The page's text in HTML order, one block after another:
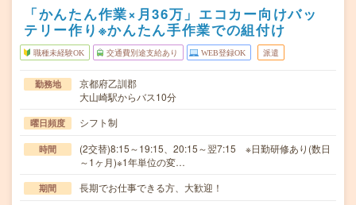
「かんたん作業×月36万」エコカー向けバッ
テリー作り※かんたん手作業での組付け
職種未経験OK 交通費別途支給あり WEB登録OK 派遣
勤務地
京都府乙訓郡
大山崎駅からバス10分
曜日頻度 シフト制
時間
(2交替)8:15～19:15、20:15～翌7:15 ※日勤研修あり(数日
～1ヶ月)※1年単位の変…
期間 長期でお仕事できる方、大歓迎！